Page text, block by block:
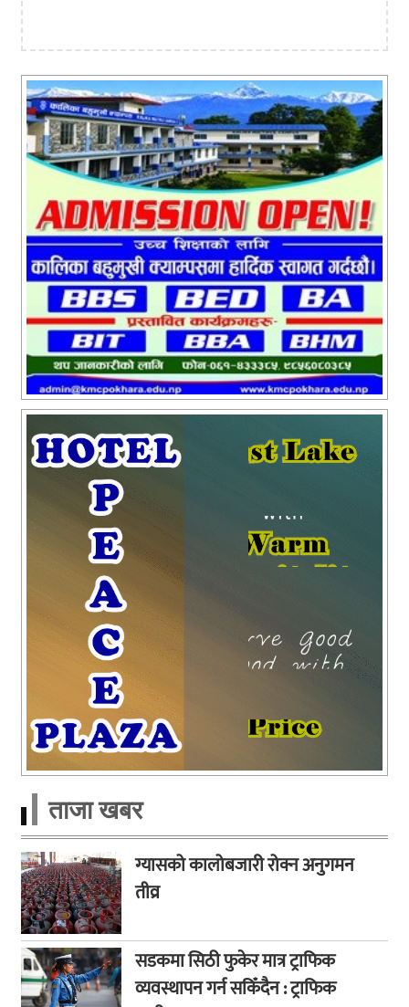
ताजा खबर
ग्यासको कालोबजारी रोक्न अनुगमन
तीव्र
सडकमा सिठी फुकेर मात्र ट्राफिक
व्यवस्थापन गर्न सकिँदैन : ट्राफिक